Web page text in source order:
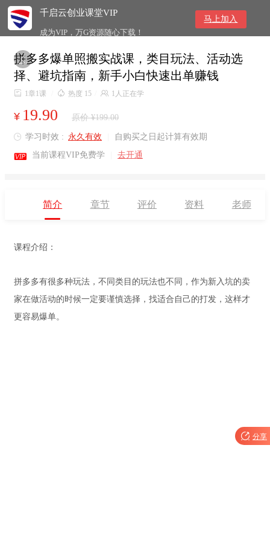
千启云创业课堂VIP
成为VIP，万G资源随心下载！
马上加入

拼多多爆单照搬实战课，类目玩法、活动选
择、避坑指南，新手小白快速出单赚钱
 1章1课  热度 15  1人正在学
¥ 19.90 原价 ¥199.00
 学习时效 : 永久有效 自购买之日起计算有效期
 当前课程VIP免费学 去开通
简介 章节 评价 资料 老师
课程介绍：
拼多多有很多种玩法，不同类目的玩法也不同，作为新入坑的卖
家在做活动的时候一定要谨慎选择，找适合自己的打发，这样才
更容易爆单。
 分享